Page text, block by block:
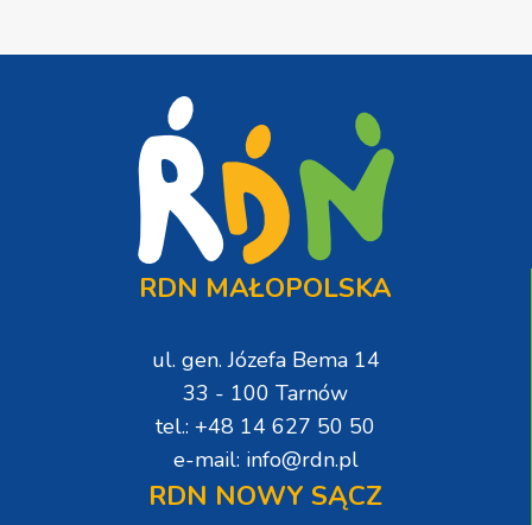
RDN MAŁOPOLSKA
ul. gen. Józefa Bema 14
33 - 100 Tarnów
tel.: +48 14 627 50 50
e-mail: info@rdn.pl
RDN NOWY SĄCZ